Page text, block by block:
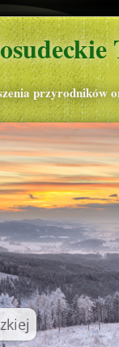
przyrodników